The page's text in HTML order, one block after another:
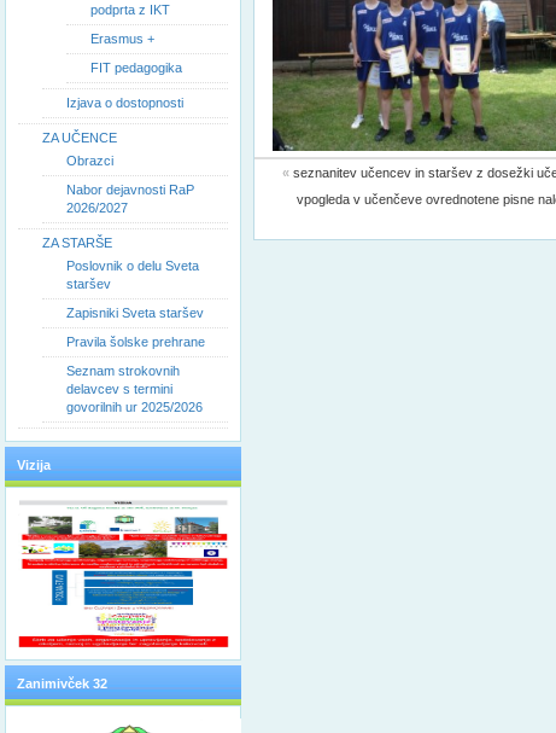
podprta z IKT
Erasmus +
FIT pedagogika
Izjava o dostopnosti
ZA UČENCE
Obrazci
Nabor dejavnosti RaP
2026/2027
ZA STARŠE
Poslovnik o delu Sveta
staršev
Zapisniki Sveta staršev
Pravila šolske prehrane
Seznam strokovnih
delavcev s termini
govorilnih ur 2025/2026
Vizija
Zanimivček 32
« seznanitev učencev in staršev z dosežki
vpogleda v učenčeve ovrednotene pisne